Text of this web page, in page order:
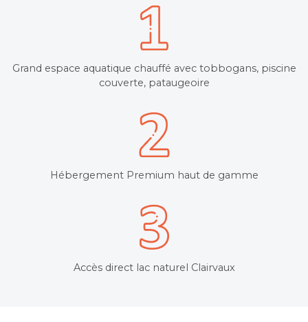
Grand espace aquatique chauffé avec tobbogans, piscine
couverte, pataugeoire
Hébergement Premium haut de gamme
Accès direct lac naturel Clairvaux